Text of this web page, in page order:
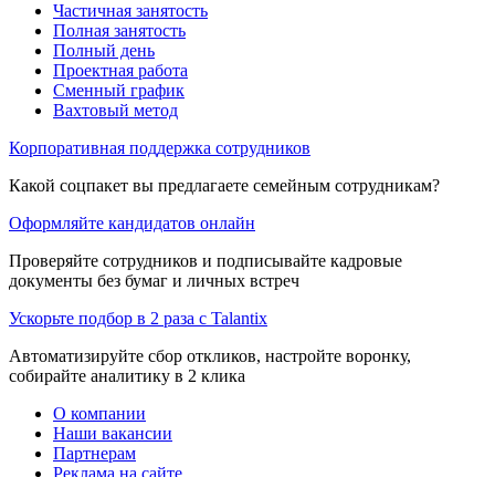
Частичная занятость
Полная занятость
Полный день
Проектная работа
Сменный график
Вахтовый метод
Корпоративная поддержка сотрудников
Какой соцпакет вы предлагаете семейным сотрудникам?
Оформляйте кандидатов онлайн
Проверяйте сотрудников и подписывайте кадровые
документы без бумаг и личных встреч
Ускорьте подбор в 2 раза с Talantix
Автоматизируйте сбор откликов, настройте воронку,
собирайте аналитику в 2 клика
О компании
Наши вакансии
Партнерам